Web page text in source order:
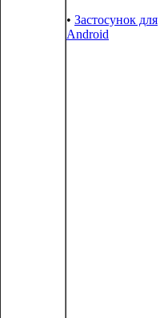
• Застосунок для
Android